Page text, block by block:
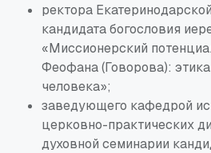
ректора
кандидата богословия
«Миссионерский
Феофана (Говорова):
человека»;
заведующего кафедрой
церковно-практических
духовной семинарии